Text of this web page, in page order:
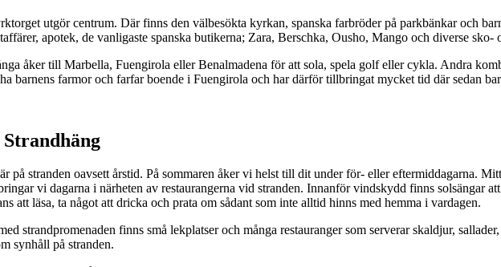
utgör centrum. Där finns den välbesökta kyrkan, spanska farbröder på parkbänkar och
apotek, de vanligaste spanska butikerna; Zara, Berschka, Ousho, Mango och diverse sko-
åker till Marbella, Fuengirola eller Benalmadena för att sola, spela golf eller cykla. Andra
barnens farmor och farfar boende i Fuengirola och har därför tillbringat mycket tid där sedan
Strandhäng
på stranden oavsett årstid. På sommaren åker vi helst till dit under för- eller eftermiddagarna.
vi dagarna i närheten av restaurangerna vid stranden. Innanför vindskydd finns solsängar
att läsa, ta något att dricka och prata om sådant som inte alltid hinns med hemma i vardagen.
strandpromenaden finns små lekplatser och många restauranger som serverar skaldjur,
synhåll på stranden.